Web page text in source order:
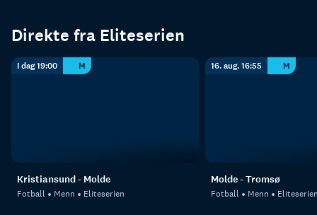
Direkte fra Eliteserien
I dag 19:00 M
Kristiansund - Molde
Fotball Menn Eliteserien
16. aug. 16:55 M
Molde - Tromsø
Fotball Menn